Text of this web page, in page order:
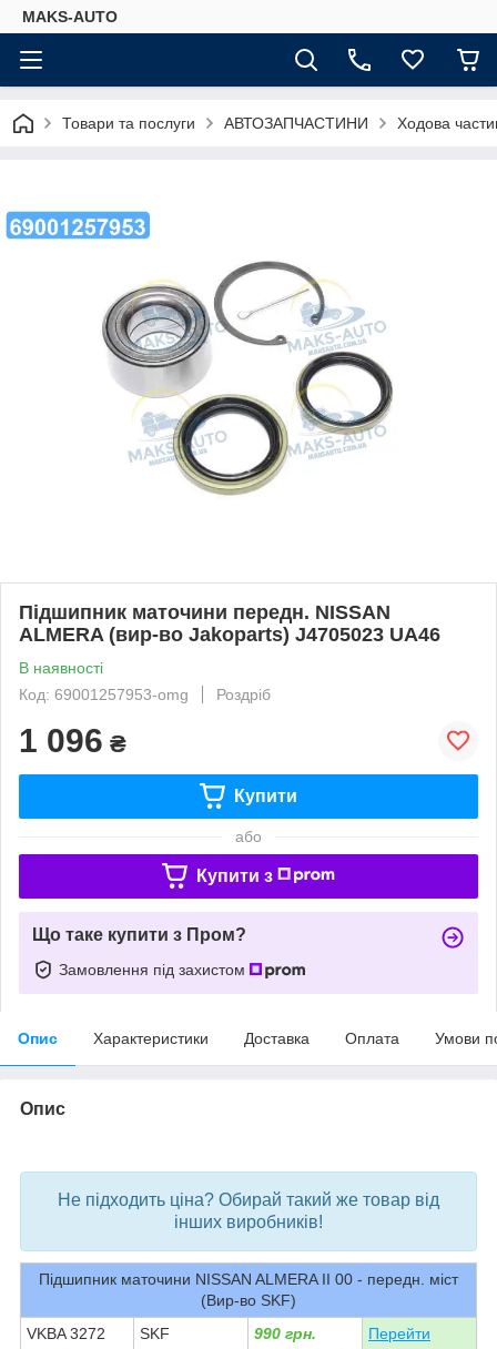
MAKS-AUTO
Товари та послуги АВТОЗАПЧАСТИНИ Ходова
Підшипник маточини передн. NISSAN
ALMERA (вир-во Jakoparts) J4705023 UA46
В наявності
Код: 69001257953-omg
Роздріб
1 096 ₴
Купити
або
Купити з
Що таке купити з Пром?
Замовлення під захистом
Опис Характеристики Доставка Оплата Умови
Опис
Не підходить ціна? Обирай такий же товар від
інших виробників!
Підшипник маточини NISSAN ALMERA II 00 - передн. міст
(Вир-во SKF)
VKBA 3272
SKF 990 грн.
Перейти